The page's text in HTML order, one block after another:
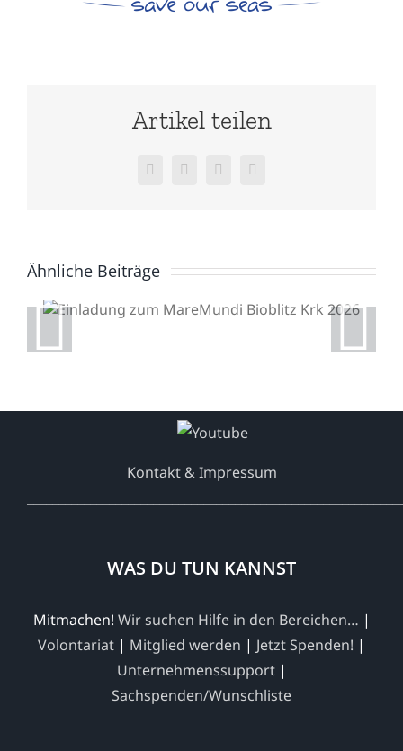
Artikel teilen
Facebook
X WhatsApp
E-
Ähnliche BeiträgeEinladung zum
MareMundi Bioblitz Krk
Kontakt & Impressum
WAS DU TUN KANNST
Mitmachen! Wir suchen Hilfe in den Bereichen… |
Volontariat | Mitglied werden | Jetzt Spenden! |
Unternehmenssupport|
Sachspenden/Wunschliste